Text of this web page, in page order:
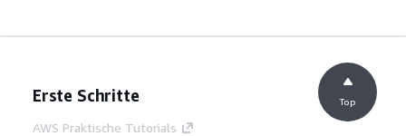
Erste Schritte
AWS Praktische Tutorials
Top